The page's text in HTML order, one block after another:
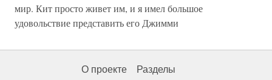
мир. Кит просто живет им, и я имел большое
удовольствие представить его Джимми
О проекте Разделы